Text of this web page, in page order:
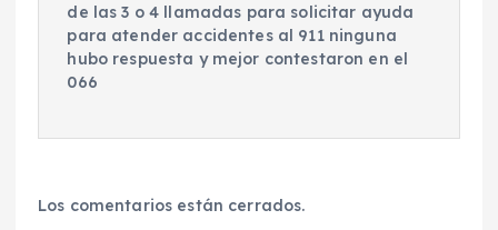
de las 3 o 4 llamadas para solicitar ayuda
para atender accidentes al 911 ninguna
hubo respuesta y mejor contestaron en el
066
Los comentarios están cerrados.